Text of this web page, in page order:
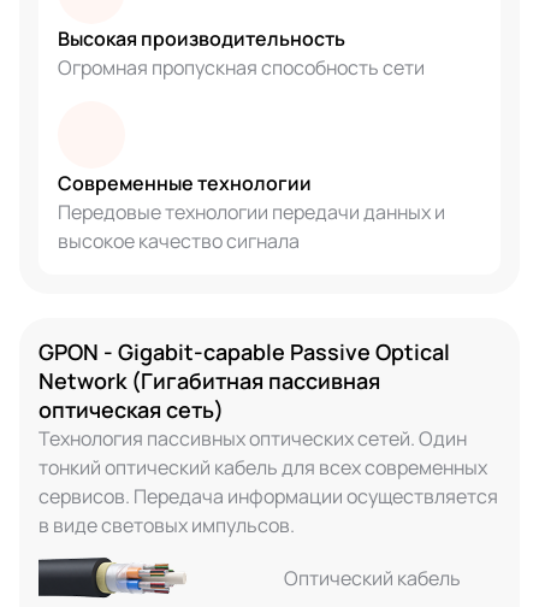
Высокая производительность
Огромная пропускная способность сети
Современные технологии
Передовые технологии передачи данных и
высокое качество сигнала
GPON - Gigabit-capable Passive Optical
Network (Гигабитная пассивная
оптическая сеть)
Технология пассивных оптических сетей. Один
тонкий оптический кабель для всех современных
сервисов. Передача информации осуществляется
в виде световых импульсов.
Оптический кабель